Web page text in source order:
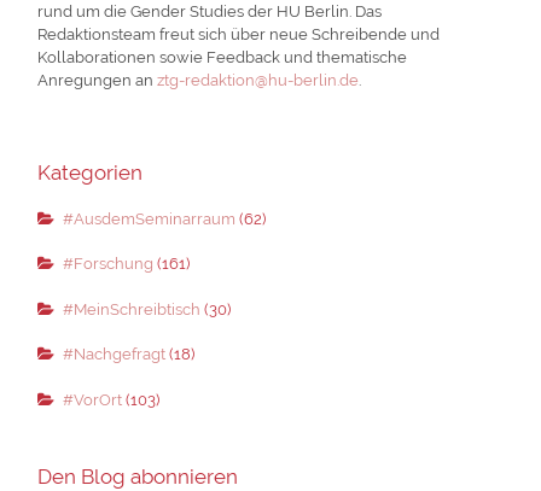
rund um die Gender Studies der HU Berlin. Das
Redaktionsteam freut sich über neue Schreibende und
Kollaborationen sowie Feedback und thematische
Anregungen anztg-redaktion@hu-berlin.de
Kategorien
#AusdemSeminarraum (62)
#Forschung (161)
#MeinSchreibtisch (30)
#Nachgefragt(18)
#VorOrt(103)
Den Blog abonnieren